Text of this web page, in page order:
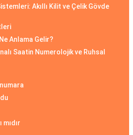
Akıllı Kilit ve Çelik Gövde
Anlama Gelir?
Saatin Numerolojik ve Ruhsal